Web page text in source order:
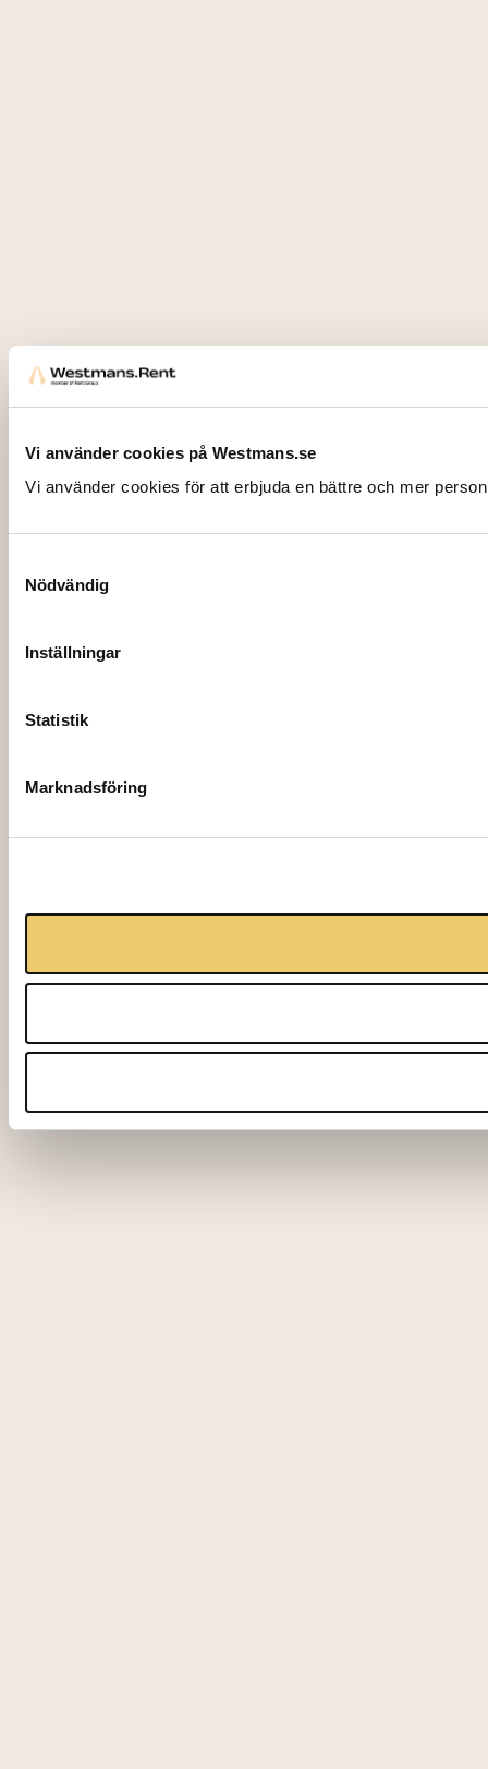
Vi använder cookies på Westmans.se
Vi använder cookies för att erbjuda en bättre och mer
Nödvändig
Inställningar
Statistik
Marknadsföring